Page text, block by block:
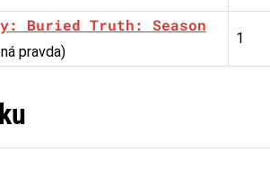
Buried Truth: Season
pravda)
1